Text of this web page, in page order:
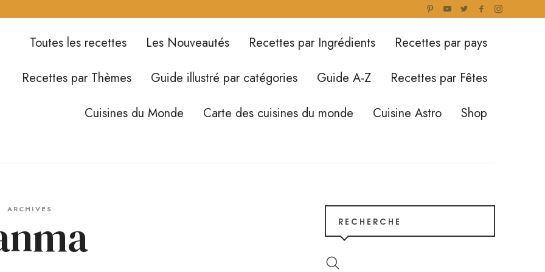
Toutes les recettes Les Nouveautés Recettes par Ingrédients
Recettes par pays
Recettes par Thèmes
Guide illustré par catégories Guide A-Z
Recettes par Fêtes
Cuisines du Monde
Carte des cuisines du monde Cuisine Astro Shop
ARCHIVES
RECHERCHE